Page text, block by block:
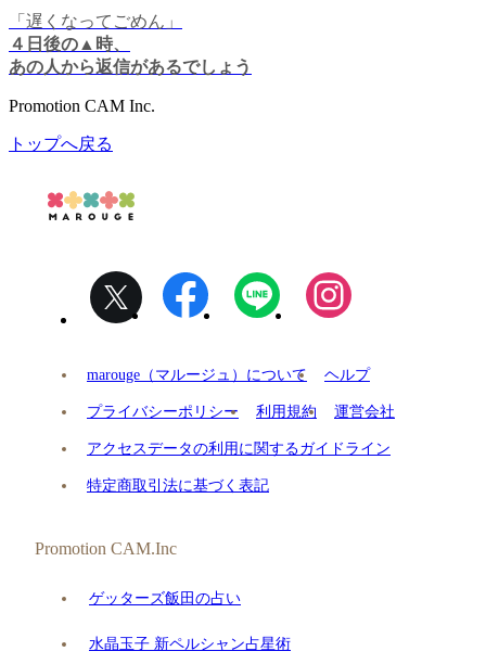
「遅くなってごめん」
４日後の▲時、
あの人から返信があるでしょう
Promotion CAM Inc.
トップへ戻る
marouge（マルージュ）について ヘルプ
プライバシーポリシー 利用規約 運営会社
アクセスデータの利用に関するガイドライン
特定商取引法に基づく表記
Promotion CAM.Inc
ゲッターズ飯田の占い
水晶玉子 新ペルシャン占星術